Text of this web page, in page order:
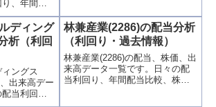
、年間配
との関
い時チャ
フでわかり
りランキ
ラフでわかりやすく掲載、配当
利回りランキングも参考に！
ディング
析（利回
ングス
出来高デー
当利回
価や出来
林兼産業(2286)の配当分析
（利回り・過去情報）
林兼産業(2286)の配当、株価、出
来高データ一覧です。日々の配
当利回り、年間配当比較、株価